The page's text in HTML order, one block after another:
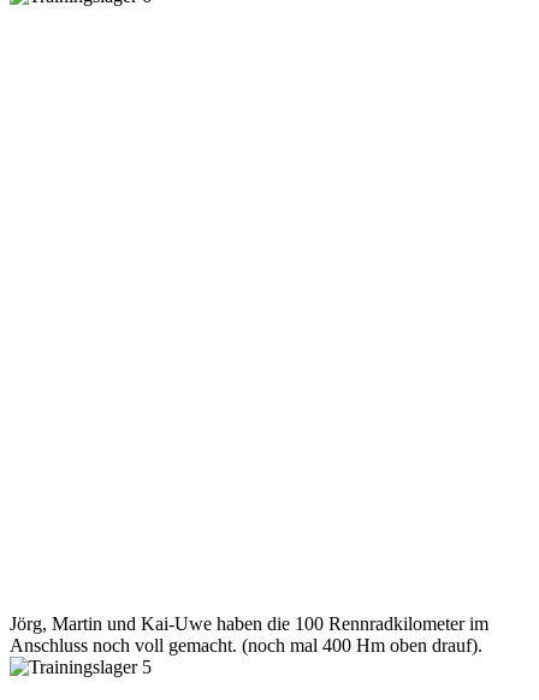
Jörg, Martin und Kai-Uwe haben die 100 Rennradkilometer im
Anschluss noch voll gemacht. (noch mal 400 Hm oben drauf).